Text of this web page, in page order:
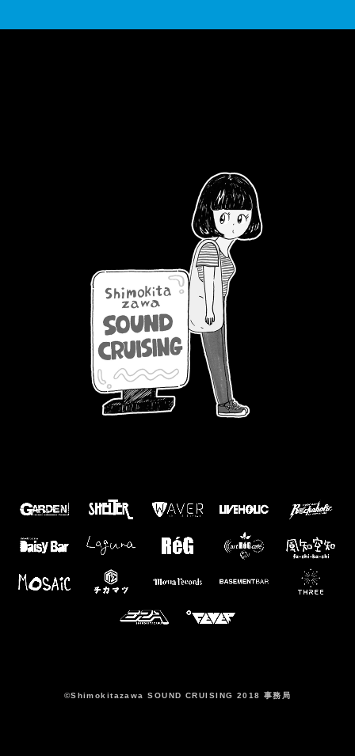
©️Shimokitazawa SOUND CRUISING 2018 事務局